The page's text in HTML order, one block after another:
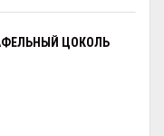
КАФЕЛЬНЫЙ ЦОКОЛЬ